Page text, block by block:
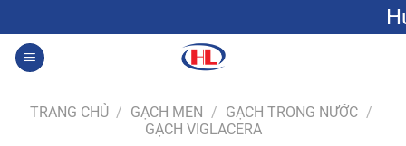
qua
nội
dung
Hưng Lộc:
TRANG CHỦ / GẠCH MEN / GẠCH TRONG NƯỚC /
GẠCH VIGLACERA